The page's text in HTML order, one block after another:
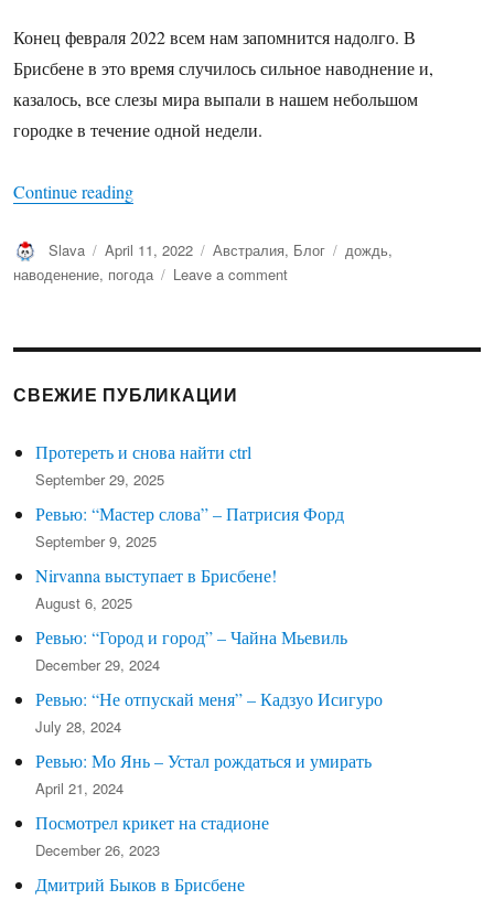
Конец февраля 2022 всем нам запомнится надолго. В
Брисбене в это время случилось сильное наводнение и,
казалось, все слезы мира выпали в нашем небольшом
городке в течение одной недели.
Continue reading“Наводнение в Брисбене февраль 2022 года”
Author
Slava
Posted
on
April 11, 2022 Categories
Австралия, Блог Tags
дождь,
наводенение, погода Leave a commenton
Брисбене
СВЕЖИЕ ПУБЛИКАЦИИ
Протереть и снова найти ctrl
September 29, 2025
Ревью: “Мастер слова” – Патрисия Форд
September 9, 2025
Nirvanna выступает в Брисбене!
August 6, 2025
Ревью: “Город и город” – Чайна Мьевиль
December 29, 2024
Ревью: “Не отпускай меня” – Кадзуо Исигуро
July 28, 2024
Ревью: Мо Янь – Устал рождаться и умирать
April 21, 2024
Посмотрел крикет на стадионе
December 26, 2023
Дмитрий Быков в Брисбене